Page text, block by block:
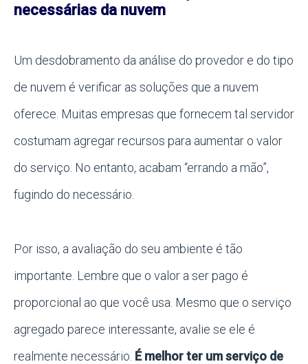
necessárias da nuvem
Um desdobramento da análise do provedor e do tipo
de nuvem é verificar as soluções que a nuvem
oferece. Muitas empresas que fornecem tal servidor
costumam agregar recursos para aumentar o valor
do serviço. No entanto, acabam “errando a mão”,
fugindo do necessário.
Por isso, a avaliação do seu ambiente é tão
importante. Lembre que o valor a ser pago é
proporcional ao que você usa. Mesmo que o serviço
agregado parece interessante, avalie se ele é
realmente necessário. É melhor ter um serviço de